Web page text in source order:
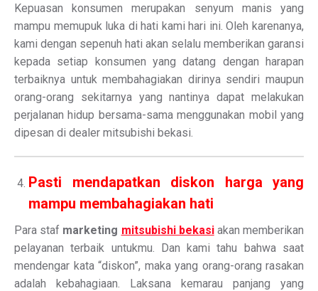
Kepuasan konsumen merupakan senyum manis yang
mampu memupuk luka di hati kami hari ini. Oleh karenanya,
kami dengan sepenuh hati akan selalu memberikan garansi
kepada setiap konsumen yang datang dengan harapan
terbaiknya untuk membahagiakan dirinya sendiri maupun
orang-orang sekitarnya yang nantinya dapat melakukan
perjalanan hidup bersama-sama menggunakan mobil yang
dipesan di dealer mitsubishi bekasi.
Pasti mendapatkan diskon harga yang
mampu membahagiakan hati
Para staf marketing mitsubishi bekasiakan memberikan
pelayanan terbaik untukmu. Dan kami tahu bahwa saat
mendengar kata “diskon”, maka yang orang-orang rasakan
adalah kebahagiaan. Laksana kemarau panjang yang